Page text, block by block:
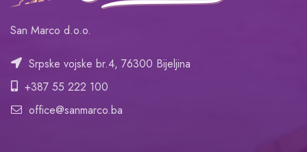
San Marco d.o.o.
Srpske vojske br.4, 76300 Bijeljina
+387 55 222 100
office@sanmarco.ba